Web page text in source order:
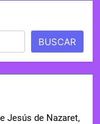
BUSCAR
Jesús de Nazaret,